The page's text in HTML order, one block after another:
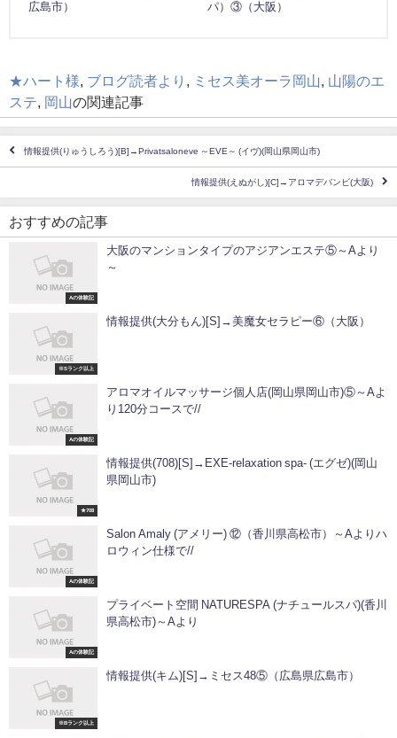
広島市）
パ）③（大阪）
★ハート様, ブログ読者より , ミセス美オーラ岡山, 山陽のエ
ステ, 岡山の関連記事
情報提供(りゅうしろう)[B]→Privatsaloneve ～EVE～ (イヴ)(岡山県岡山市)
情報提供(えぬがし)[C]→アロマデバンビ(大阪)
おすすめの記事
Aの体験記
大阪のマンションタイプのアジアンエステ⑤～Aより
～
※Sランク以上
情報提供(大分もん)[S]→美魔女セラピー⑥（大阪）
Aの体験記
アロマオイルマッサージ個人店(岡山県岡山市)⑤～Aよ
り120分コースで//
★708
情報提供(708)[S]→EXE-relaxation spa- (エグゼ)(岡山
県岡山市)
Aの体験記
Salon Amaly (アメリー) ⑫（香川県高松市）～Aよりハ
ロウィン仕様で//
Aの体験記
プライベート空間 NATURESPA (ナチュールスパ)(香川
県高松市)～Aより
※Bランク以上
情報提供(キム)[S]→ミセス48⑤（広島県広島市）